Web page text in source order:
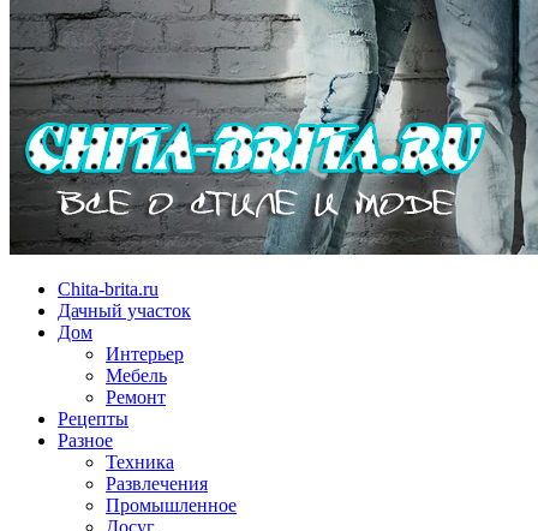
Chita-brita.ru
Дачный участок
Дом
Интерьер
Мебель
Ремонт
Рецепты
Разное
Техника
Развлечения
Промышленное
Досуг